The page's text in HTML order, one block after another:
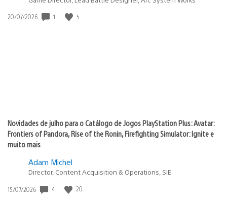
Data
20/07/2026 1 5
Novidades de julho para o Catálogo de Jogos PlayStation Plus: Avatar:
Frontiers of Pandora, Rise of the Ronin, Firefighting Simulator: Ignite e
muito mais
Adam Michel
Director, Content Acquisition & Operations, SIE
Data
15/07/2026 4 20